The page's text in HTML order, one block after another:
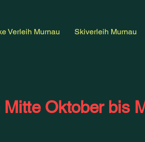
Verleih Murnau Skiverleih Murnau
Oktober bis